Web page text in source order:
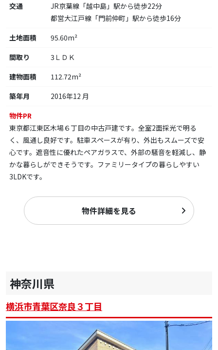
交通
JR京葉線「越中島」駅から徒歩22分
都営大江戸線「門前仲町」駅から徒歩16分
土地面積
95.60m²
間取り
3ＬＤＫ
建物面積
112.72m²
築年月
2016年12 月
物件PR
東京都江東区木場６丁目の中古戸建です。全室2面採光で明る
く、風通し良好です。駐車スペースが有り、外出もスムーズで安
心です。遮音性に優れたペアガラスで、外部の騒音を軽減し、静
かな暮らしができそうです。ファミリータイプの暮らしやすい
3LDKです。
物件詳細を見る
神奈川県
横浜市青葉区奈良３丁目